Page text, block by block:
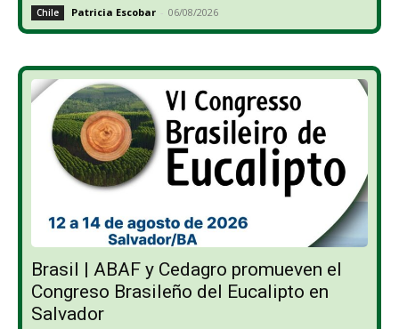
Chile Patricia Escobar - 06/08/2026
Brasil | ABAF y Cedagro promueven el
Congreso Brasileño del Eucalipto en
Salvador